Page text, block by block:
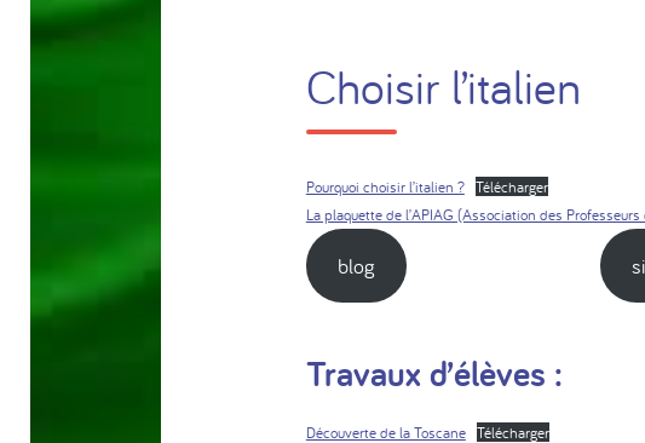
Choisir l’italien
Pourquoi choisir l’italien ? Télécharger
La plaquette de l’APIAG (Association des
blog
Travaux d’élèves :
Découverte de la Toscane Télécharger